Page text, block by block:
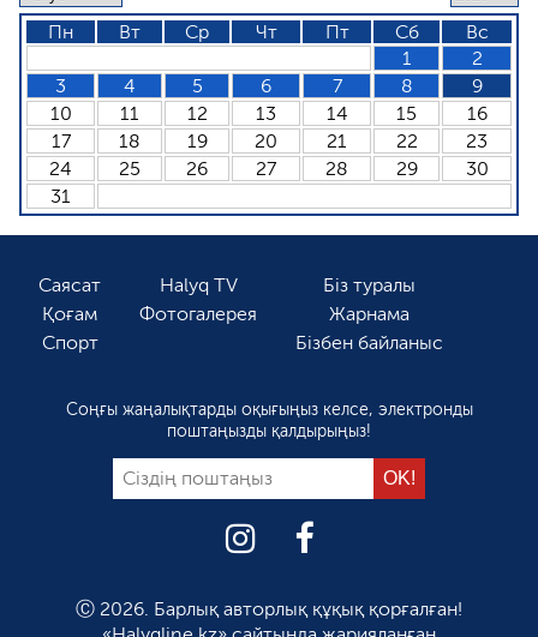
Пн Вт Ср Чт Пт Сб
Вс
1
2
3
4 5 6 7 8
9
10
11 12 13 14 15
16
17
18 19 20 21 22
23
24
25 26 27 28 29
30
31
Саясат
Қоғам
Спорт
Halyq TV
Фотогалерея
Біз туралы
Жарнама
Бізбен байланыс
Соңғы жаңалықтарды оқығыңыз келсе, электронды
поштаңызды қалдырыңыз!
Ⓒ 2026. Барлық авторлық құқық қорғалған!